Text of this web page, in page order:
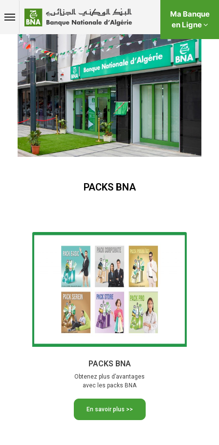
Ma Banque
en Ligne
PACKS BNA
PACKS BNA
Obtenez plus d’avantages
avec les packs BNA
En savoir plus >>